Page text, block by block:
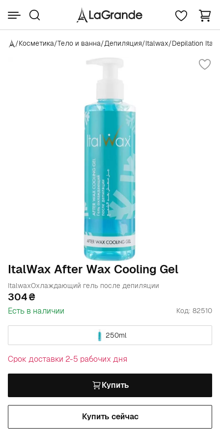
/Косметика/Тело и ванна/Депиляция/Italwax/Depilation
ItalWax After Wax Cooling Gel
ItalwaxОхлаждающий гель после депиляции
304
Есть в наличии Код: 82510
250ml
Срок доставки 2-5 рабочих дня
Купить
Купить сейчас